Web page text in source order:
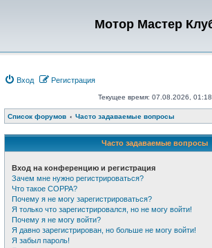
Мотор Мастер
Вход Регистрация
Текущее время: 07.08.2026, 01:18
Список форумов Часто задаваемые вопросы
Часто задаваемые вопросы
Вход на конференцию и регистрация
Зачем мне нужно регистрироваться?
Что такое COPPA?
Почему я не могу зарегистрироваться?
Я только что зарегистрировался, но не могу войти!
Почему я не могу войти?
Я давно зарегистрирован, но больше не могу войти!
Я забыл пароль!